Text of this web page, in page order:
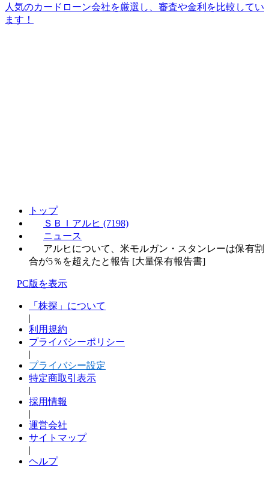
人気のカードローン会社を厳選し、審査や金利を比較してい
ます！
トップ
ＳＢＩアルヒ (7198)
ニュース
アルヒについて、米モルガン・スタンレーは保有割
合が5％を超えたと報告 [大量保有報告書]
PC版を表示
「株探」について
|
利用規約
プライバシーポリシー
|
プライバシー設定
特定商取引表示
|
採用情報
|
運営会社
サイトマップ
|
ヘルプ